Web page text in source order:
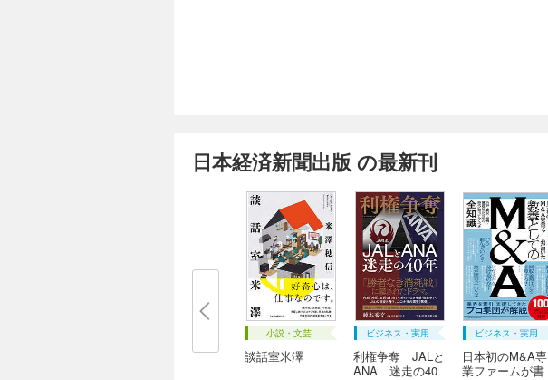
日本経済新聞出版 の最新刊
小説・文芸
談話室米澤
ビジネス・実用
利権争奪 JALと
ANA 迷走の40
ビジネス・実用
日本初のM&A専
業ファームが書